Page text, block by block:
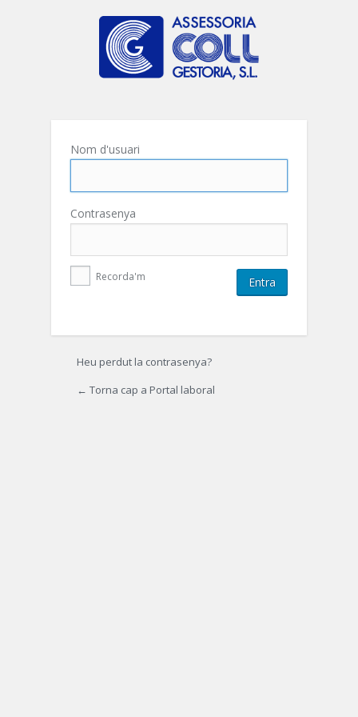
Nom d'usuari
Contrasenya
Recorda'm
Heu perdut la contrasenya?
← Torna cap a Portal laboral